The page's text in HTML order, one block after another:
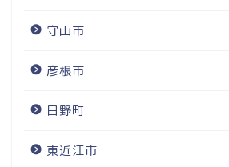
守山市
彦根市
日野町
東近江市